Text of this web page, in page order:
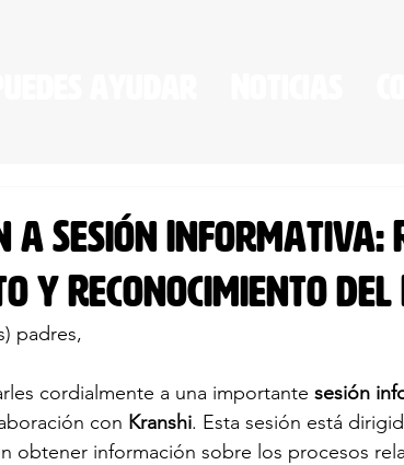
a Sesión Informativa:
y Reconocimiento del
padres,
cordialmente a una importante sesión
con Kranshi. Esta sesión está
obtener información sobre los procesos